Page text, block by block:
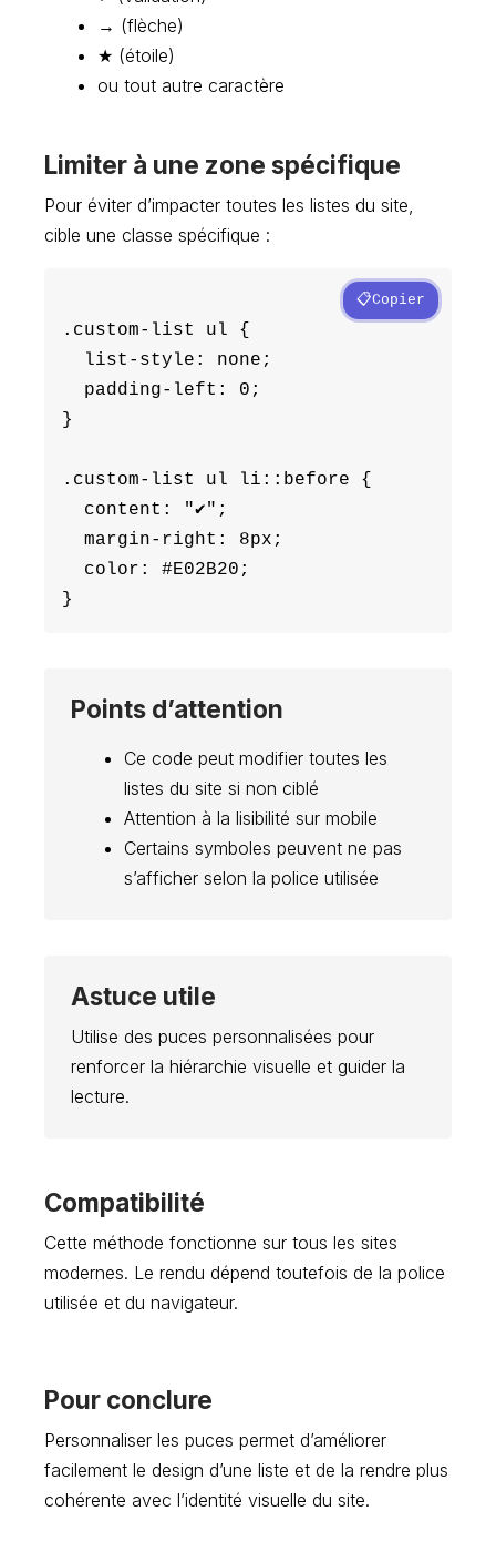
→ (flèche)
★ (étoile)
ou tout autre caractère
Limiter à une zone spécifique
Pour éviter d’impacter toutes les listes du site,
cible une classe spécifique :
.custom-list ul {
  list-style: none;
  padding-left: 0;
}
.custom-list ul li::before {
  content: "✔";
  margin-right: 8px;
  color: #E02B20;
Copier
Points d’attention
Ce code peut modifier toutes les
listes du site si non ciblé
Attention à la lisibilité sur mobile
Certains symboles peuvent ne pas
s’afficher selon la police utilisée
Astuce utile
Utilise des puces personnalisées pour
renforcer la hiérarchie visuelle et guider la
lecture.
Compatibilité
Cette méthode fonctionne sur tous les sites
modernes. Le rendu dépend toutefois de la police
utilisée et du navigateur.
Pour conclure
Personnaliser les puces permet d’améliorer
facilement le design d’une liste et de la rendre plus
cohérente avec l’identité visuelle du site.